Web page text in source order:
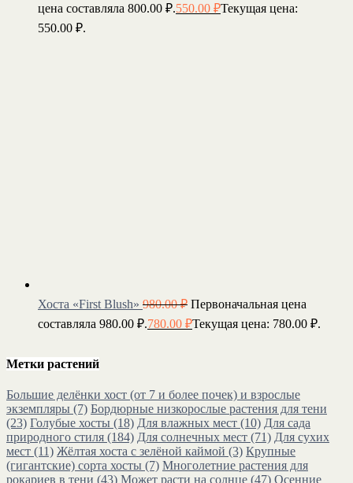
цена составляла 800.00 ₽.550.00 ₽Текущая цена:
550.00 ₽.
Хоста «First Blush» 980.00₽ Первоначальная цена
составляла 980.00 ₽.780.00 ₽Текущая цена: 780.00 ₽.
Метки растений
Большие делёнки хост (от 7 и более почек) и взрослые
экземпляры (7) Бордюрные низкорослые растения для тени
(23) Голубые хосты (18) Для влажных мест (10) Для сада
природного стиля (184) Для солнечных мест (71) Для сухих
мест (11) Жёлтая хоста с зелёной каймой (3) Крупные
(гигантские) сорта хосты (7) Многолетние растения для
рокариев в тени (43) Может расти на солнце (47) Осенние